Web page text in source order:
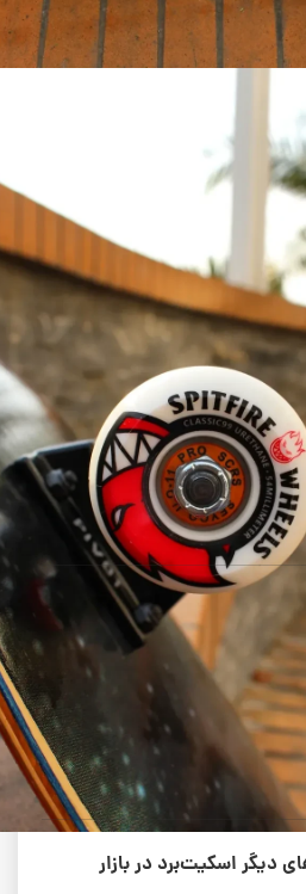
آلن
حرفه‌ای‌تر شروع کنند
زیاد تنظیم و کاستوم می‌کنند
رایج‌ترین سایز برای اسکیت برد
استاندارد کامل برای سبک‌های رایج اسکیت‌برد مثل Street
بازار برای تغییر یا بروزرسانی
دیگر اسکیت‌برد در بازار